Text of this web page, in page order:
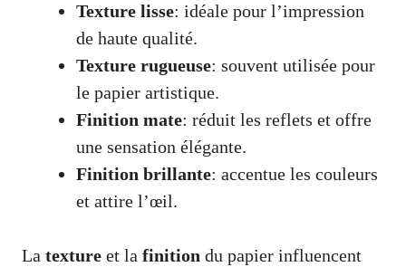
Texture lisse: idéale pour l’impression
de haute qualité.
Texture rugueuse: souvent utilisée pour
le papier artistique.
Finition mate: réduit les reflets et offre
une sensation élégante.
Finition brillante: accentue les couleurs
et attire l’œil.
La texture et la finition du papier influencent